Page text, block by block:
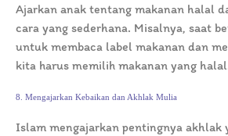
Ajarkan anak tentang makanan halal
cara yang sederhana. Misalnya, saat
untuk membaca label makanan dan
kita harus memilih makanan yang
8. Mengajarkan Kebaikan dan Akhlak Mulia
Islam mengajarkan pentingnya akhlak